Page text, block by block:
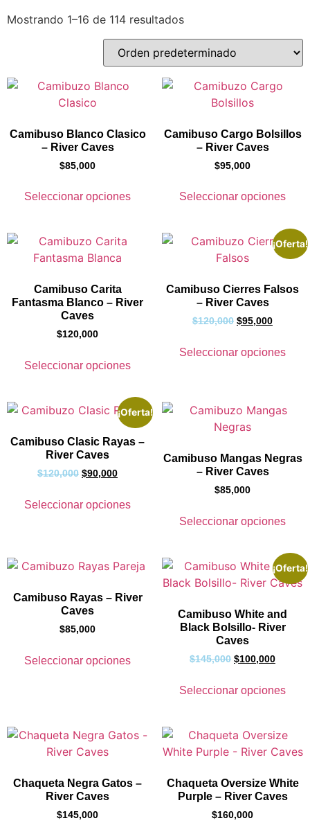
Mostrando 1–16 de 114 resultados
Camibuso Blanco Clasico
– River Caves
$85,000
Seleccionar opciones
Camibuso Cargo Bolsillos
– River Caves
$95,000
Seleccionar opciones
Camibuso Carita
Fantasma Blanco – River
Caves
$120,000
Seleccionar opciones
¡Oferta!
Camibuso Cierres Falsos
– River Caves
$120,000 $95,000
Seleccionar opciones
¡Oferta!
Camibuso Clasic Rayas –
River Caves
$120,000 $90,000
Seleccionar opciones
Camibuso Mangas Negras
– River Caves
$85,000
Seleccionar opciones
Camibuso Rayas – River
Caves
$85,000
Seleccionar opciones
¡Oferta!
Camibuso White and
Black Bolsillo- River
Caves
$145,000 $100,000
Seleccionar opciones
Chaqueta Negra Gatos –
River Caves
$145,000
Chaqueta Oversize White
Purple – River Caves
$160,000